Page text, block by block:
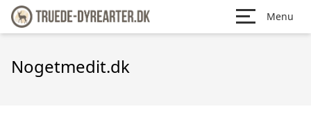
Menu
Nogetmedit.dk